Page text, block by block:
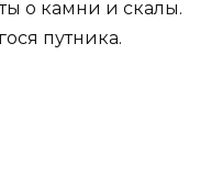
о камни и скалы.
путника.